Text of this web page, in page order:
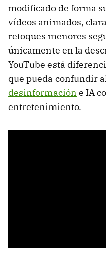
modificado de forma
vídeos animados,
retoques menores
únicamente en la
YouTube está
que pueda confundir
desinformación e IA
entretenimiento.